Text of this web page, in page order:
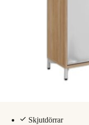
Skjutdörrar